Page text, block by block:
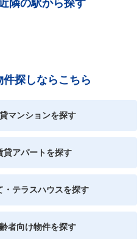
隣の駅から探す
探しならこちら
マンションを探す
貸アパートを探す
・テラスハウスを探す
者向け物件を探す